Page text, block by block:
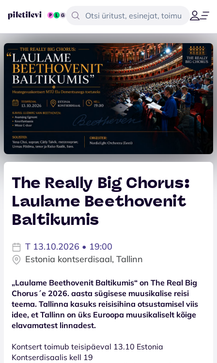
The Really Big Chorus:
Laulame Beethovenit
Baltikumis
T 13.10.2026 • 19:00
Estonia kontserdisaal, Tallinn
„Laulame Beethovenit Baltikumis“ on The Real Big
Chorus´e 2026. aasta sügisese muusikalise reisi
teema. Tallinna kasuks reisisihina otsustamisel viis
idee, et Tallinn on üks Euroopa muusikaliselt kõige
elavamatest linnadest.
Kontsert toimub teisipäeval 13.10 Estonia
Kontserdisaalis kell 19